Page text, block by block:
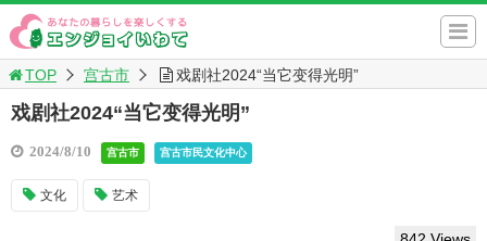
TOP 宫古市 戏剧社2024“当它变得光明”
戏剧社2024“当它变得光明”
2024/8/10 宫古市 宫古市民文化中心
文化 艺术